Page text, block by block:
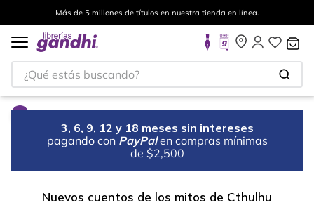
Más de 5 millones de títulos en nuestra tienda en línea.
¿Qué estás buscando?
3, 6, 9, 12 y 18 meses sin intereses
pagando con PayPal en compras mínimas
de $2,500
Nuevos cuentos de los mitos de Cthulhu